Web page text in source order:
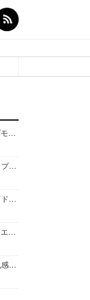
ニベア26年秋新作コスメ｜ディープモイスチャーリップの美容液タイプや2in1ボディクリームスクラブも
オペラ2026年秋新作｜『グロウリップティント』の新色・限定色はローズジャムカラー♡全4色をレビュー
ジルスチュアート2026年秋新作｜『ドレスドブルーム アイズ』新色や限定ハイライト・リップをレビュー
キャンメイク26年秋新作｜エアリーエクステンションライナー＆カールスナイパーマスカラ新色をレビュー
デイジードール2026年秋新作｜血色感が可愛い♡『パウダー ブラッシュ ブルーム』新3色をレビュー